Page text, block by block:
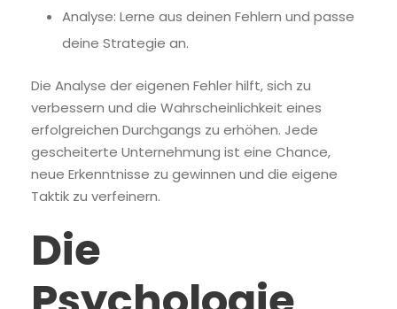
Analyse: Lerne aus deinen Fehlern und passe
deine Strategie an.
Die Analyse der eigenen Fehler hilft, sich zu
verbessern und die Wahrscheinlichkeit eines
erfolgreichen Durchgangs zu erhöhen. Jede
gescheiterte Unternehmung ist eine Chance,
neue Erkenntnisse zu gewinnen und die eigene
Taktik zu verfeinern.
Die